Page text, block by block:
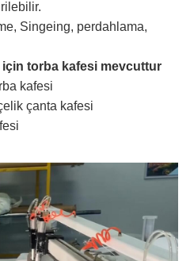
Singeing, perdahlama,
için torba kafesi mevcuttur
kafesi
çanta kafesi